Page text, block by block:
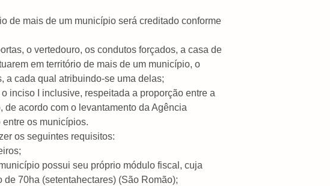
de mais de um município será creditado conforme
o vertedouro, os condutos forçados, a casa de
em território de mais de um município, o
a cada qual atribuindo-se uma delas;
inciso I inclusive, respeitada a proporção entre a
acordo com o levantamento da Agência
os municípios.
os seguintes requisitos:
possui seu próprio módulo fiscal, cuja
70ha (setentahectares) (São Romão);